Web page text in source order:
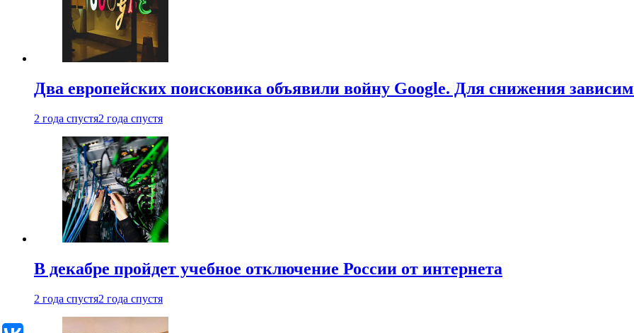
Два европейских поисковика объявили войну Google. Для снижения
2 года спустя2 года спустя
В декабре пройдет учебное отключение России от интернета
2 года спустя2 года спустя